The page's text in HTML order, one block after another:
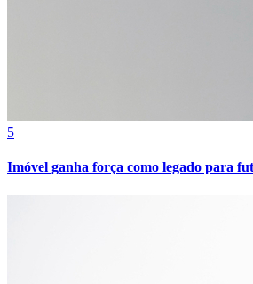
5
Imóvel ganha força como legado para